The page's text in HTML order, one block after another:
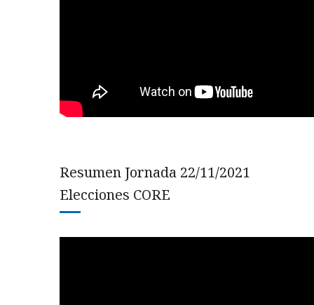
Resumen Jornada 22/11/2021
Elecciones CORE